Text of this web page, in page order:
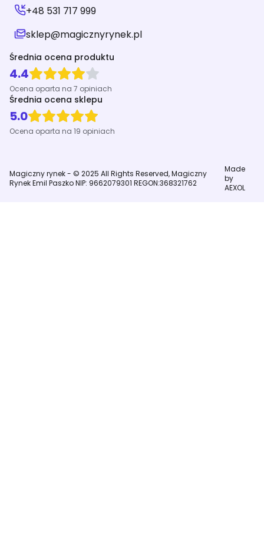
+48 531 717 999
sklep@magicznyrynek.pl
Średnia ocena produktu
4.4
Ocena oparta na 7 opiniach
Średnia ocena sklepu
5.0
Ocena oparta na 19 opiniach
Magiczny rynek - © 2025 All Rights Reserved, Magiczny
Rynek Emil Paszko NIP: 9662079301 REGON:368321762
Made
by
AEXOL